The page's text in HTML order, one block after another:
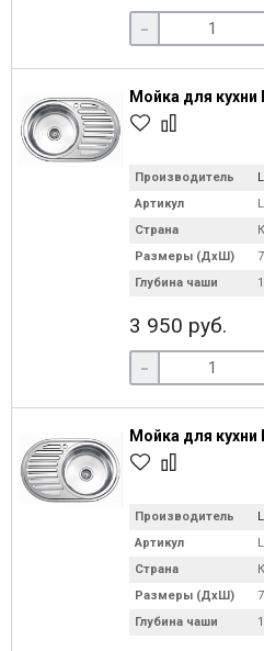
-
Мойка для кухни
Производитель
Артикул
Страна
Размеры (ДхШ)
Глубина чаши
3 950 руб.
-
Мойка для кухни
Производитель
Артикул
Страна
Размеры (ДхШ)
Глубина чаши